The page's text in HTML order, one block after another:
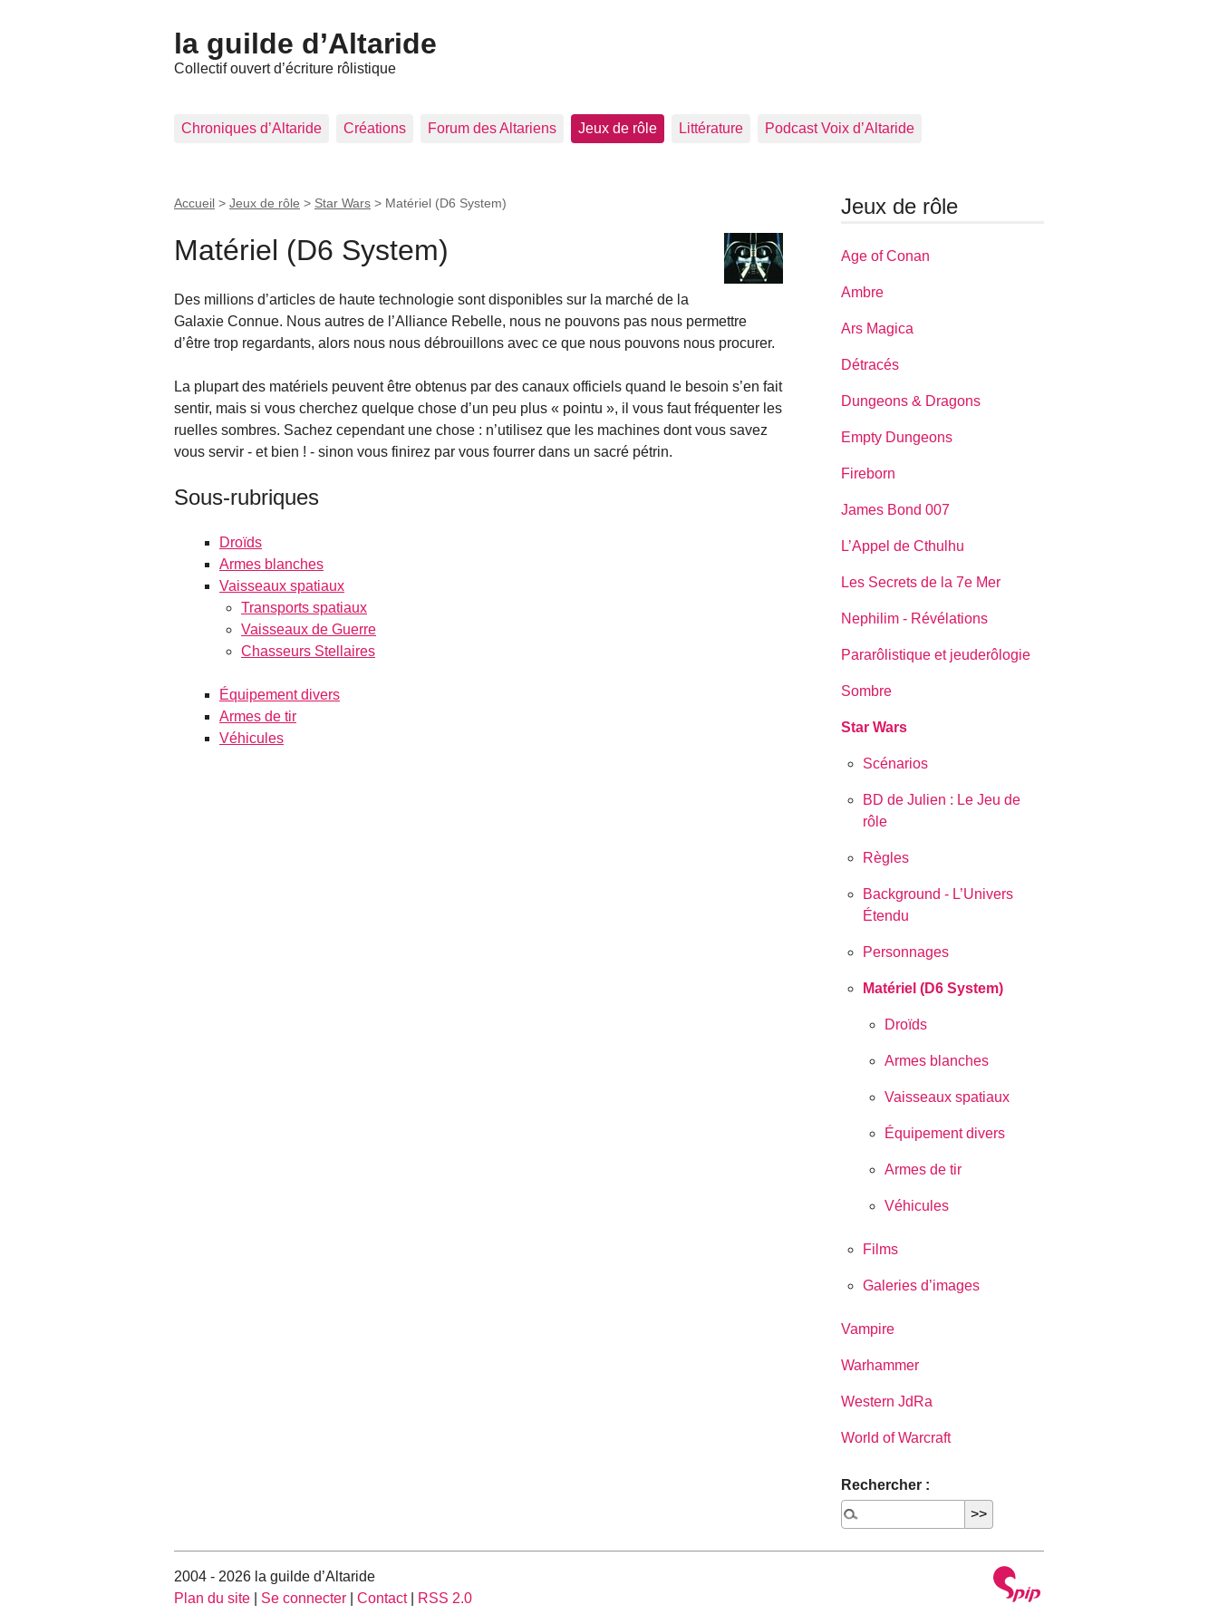
la guilde d’Altaride
Collectif ouvert d’écriture rôlistique
Chroniques d’Altaride Créations Forum des Altariens Jeux de rôle Littérature Podcast Voix d’Altaride
Accueil > Jeux de rôle > Star Wars > Matériel (D6 System)
Matériel (D6 System)
Des millions d’articles de haute technologie sont disponibles sur la marché de la
Galaxie Connue. Nous autres de l’Alliance Rebelle, nous ne pouvons pas nous permettre
d’être trop regardants, alors nous nous débrouillons avec ce que nous pouvons nous procurer.
La plupart des matériels peuvent être obtenus par des canaux officiels quand le besoin s’en fait
sentir, mais si vous cherchez quelque chose d’un peu plus « pointu », il vous faut fréquenter les
ruelles sombres. Sachez cependant une chose : n’utilisez que les machines dont vous savez
vous servir - et bien ! - sinon vous finirez par vous fourrer dans un sacré pétrin.
Sous-rubriques
Droïds
Armes blanches
Vaisseaux spatiaux
Transports spatiaux
Vaisseaux de Guerre
Chasseurs Stellaires
Équipement divers
Armes de tir
Véhicules
Jeux de rôle
Age of Conan
Ambre
Ars Magica
Détracés
Dungeons & Dragons
Empty Dungeons
Fireborn
James Bond 007
L’Appel de Cthulhu
Les Secrets de la 7e Mer
Nephilim - Révélations
Pararôlistique et jeuderôlogie
Sombre
Star Wars
Scénarios
BD de Julien : Le Jeu de
rôle
Règles
Background - L’Univers
Étendu
Personnages
Matériel (D6 System)
Droïds
Armes blanches
Vaisseaux spatiaux
Équipement divers
Armes de tir
Véhicules
Films
Galeries d’images
Vampire
Warhammer
Western JdRa
World of Warcraft
Rechercher :
2004 - 2026 la guilde d’Altaride
Plan du site
Se connecter Contact| RSS 2.0